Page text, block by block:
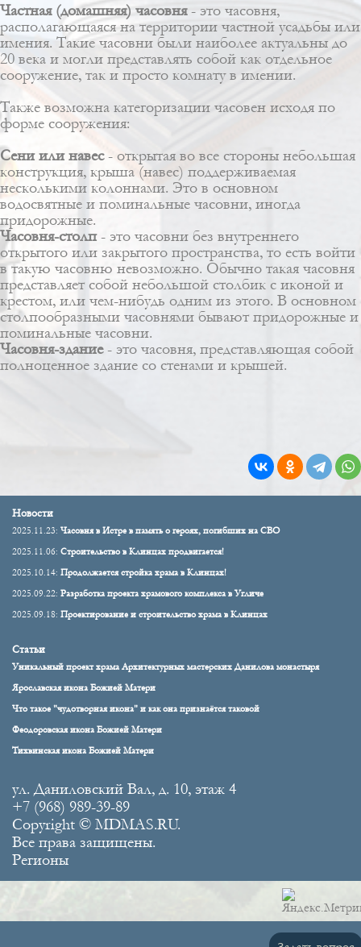
Частная (домашняя) часовня- это часовня,
располагающаяся на территории частной усадьбы или
имения. Такие часовни были наиболее актуальны до
20 века и могли представлять собой как отдельное
сооружение, так и просто комнату в имении.
Также возможна категоризации часовен исходя по
форме сооружения:
Сени или навес- открытая во все стороны небольшая
конструкция, крыша (навес) поддерживаемая
несколькими колоннами. Это в основном
водосвятные и поминальные часовни, иногда
придорожные.
Часовня-столп- это часовни без внутреннего
открытого или закрытого пространства, то есть войти
в такую часовню невозможно. Обычно такая часовня
представляет собой небольшой столбик с иконой и
крестом, или чем-нибудь одним из этого. В основном
столпообразными часовнями бывают придорожные и
поминальные часовни.
Часовня-здание- это часовня, представляющая собой
полноценное здание со стенами и крышей.
Новости
2025.11.23: Часовня в Истре в память о героях, погибших на СВО
2025.11.06: Строительство в Клинцах продвигается!
2025.10.14: Продолжается стройка храма в Клинцах!
2025.09.22: Разработка проекта храмового комплекса в Угличе
2025.09.18: Проектирование и строительство храма в Клинцах
Статьи
Уникальный проект храма Архитектурных мастерских Данилова монастыря
Ярославская икона Божией Матери
Что такое "чудотворная икона" и как она признаётся таковой
Феодоровская икона Божией Матери
Тихвинская икона Божией Матери
ул. Даниловский Вал, д. 10, этаж 4
+7 (968) 989-39-89
Copyright © MDMAS.RU.
Все права защищены.
Регионы